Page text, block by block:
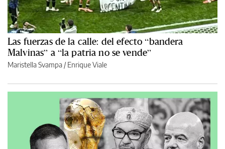
Las fuerzas de la calle: del efecto “bandera
Malvinas” a “la patria no se vende”
Maristella Svampa /Enrique Viale